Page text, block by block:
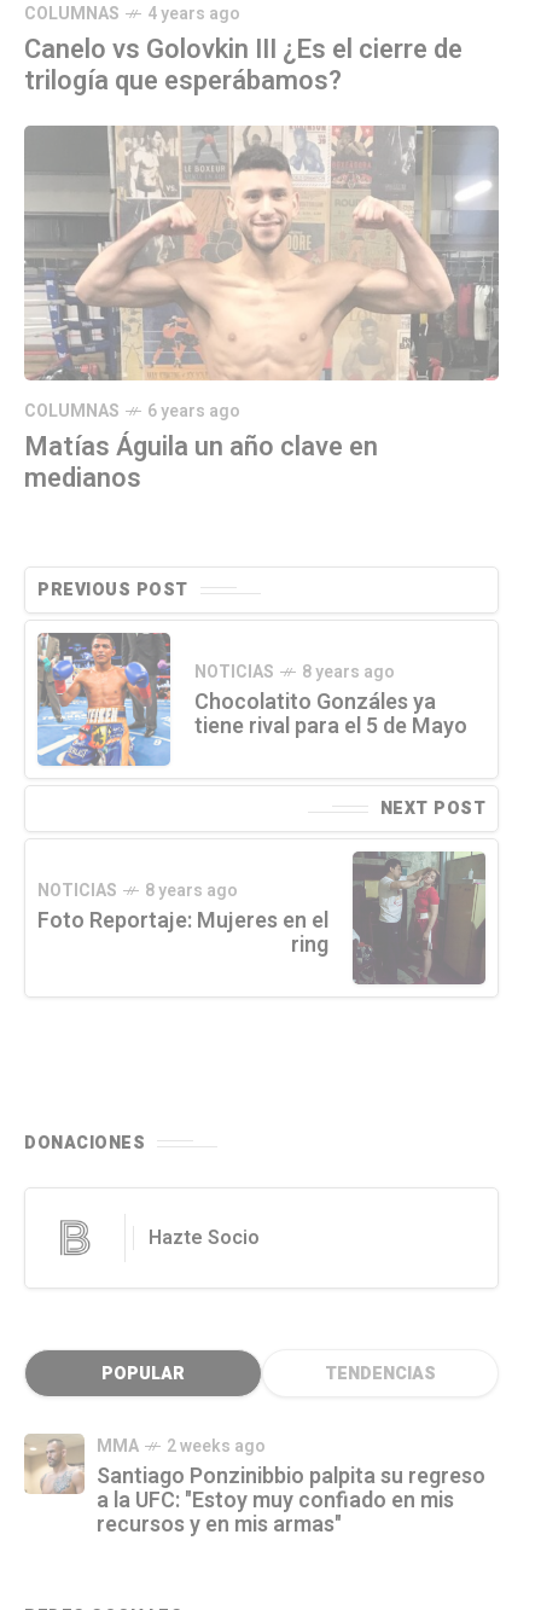
COLUMNAS 4 years ago
Canelo vs Golovkin III ¿Es el cierre de
trilogía que esperábamos?
COLUMNAS 6 years ago
Matías Águila un año clave en
medianos
PREVIOUS POST
NOTICIAS 8 years ago
Chocolatito Gonzáles ya
tiene rival para el 5 de Mayo
NEXT POST
NOTICIAS 8 years ago
Foto Reportaje: Mujeres en el
ring
DONACIONES
Hazte Socio
POPULAR TENDENCIAS
MMA 2 weeks ago
Santiago Ponzinibbio palpita su regreso
a la UFC: "Estoy muy confiado en mis
recursos y en mis armas"